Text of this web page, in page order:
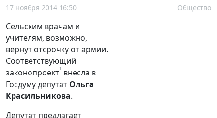
17 ноября 2014 16:50 Общество
Сельским врачам и
учителям, возможно,
вернут отсрочку от армии.
Соответствующий
законопроект1 внесла в
Госдуму депутат Ольга
Красильникова.
Депутат предлагает